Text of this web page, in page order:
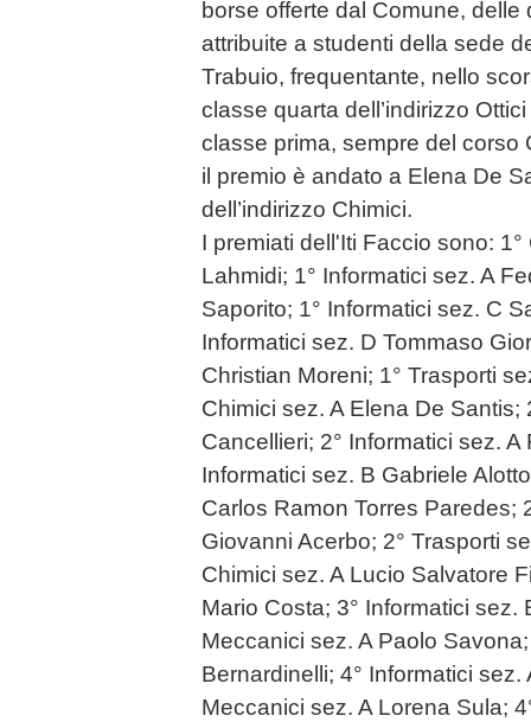
borse offerte dal Comune,
attribuite a studenti della sede
Trabuio, frequentante, nello
classe quarta dell’indirizzo
classe prima, sempre del corso
il premio è andato a Elena De
dell’indirizzo Chimici.
I premiati dell'Iti Faccio sono:
Lahmidi; 1° Informatici sez. A
Saporito; 1° Informatici sez. C
Informatici sez. D Tommaso
Christian Moreni; 1° Trasporti
Chimici sez. A Elena De Santis;
Cancellieri; 2° Informatici sez.
Informatici sez. B Gabriele
Carlos Ramon Torres Paredes;
Giovanni Acerbo; 2° Trasporti
Chimici sez. A Lucio Salvatore
Mario Costa; 3° Informatici sez.
Meccanici sez. A Paolo
Bernardinelli; 4° Informatici sez.
Meccanici sez. A Lorena Sula;